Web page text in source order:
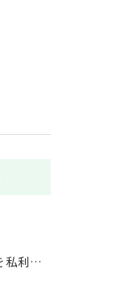
氣のエネルギーを私利私欲のために使うな